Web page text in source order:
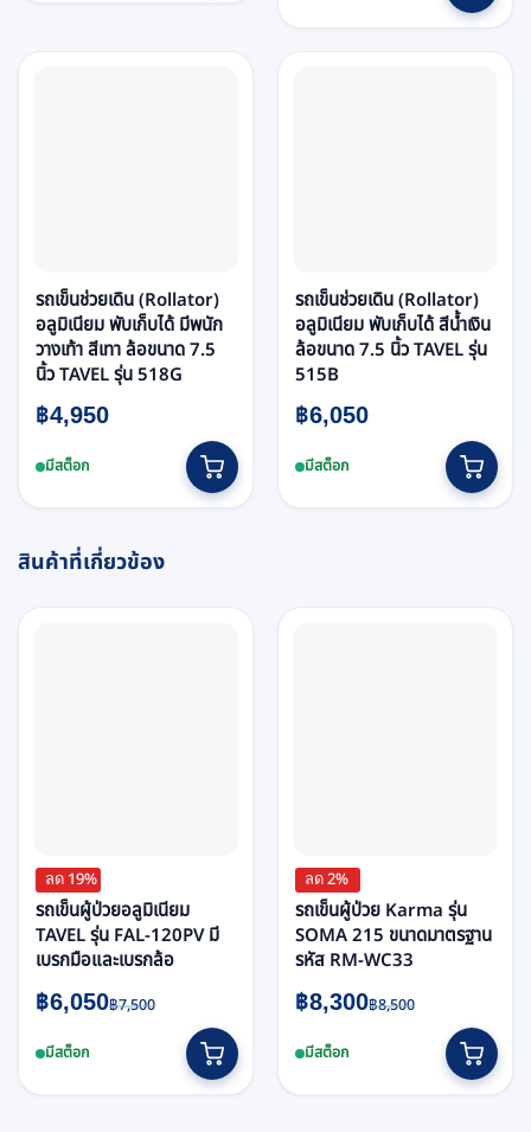
รถเข็นช่วยเดิน (Rollator)
อลูมิเนียม พับเก็บได้ มีพนัก
วางเท้า สีเทา ล้อขนาด 7.5
นิ้ว TAVEL รุ่น 518G
฿4,950
มีสต็อก
รถเข็นช่วยเดิน (Rollator)
อลูมิเนียม พับเก็บได้ สีน้ำเงิน
ล้อขนาด 7.5 นิ้ว TAVEL รุ่น
515B
฿6,050
มีสต็อก
สินค้าที่เกี่ยวข้อง
ลด 19%
รถเข็นผู้ป่วยอลูมิเนียม
TAVEL รุ่น FAL-120PV มี
เบรกมือและเบรกล้อ
฿7,500
Original
price
was:
฿6,050
Current
price
is:มีสต็อก
ลด 2%
รถเข็นผู้ป่วย Karma รุ่น
SOMA 215 ขนาดมาตรฐาน
รหัส RM-WC33
฿8,500
Original
price
was:
฿8,300
Current
price
is:มีสต็อก
product
has